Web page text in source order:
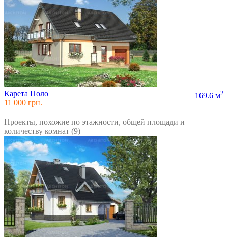
Карета Поло 169.6 м2
11 000 грн.
Проекты, похожие по этажности, общей площади и
количеству комнат (9)